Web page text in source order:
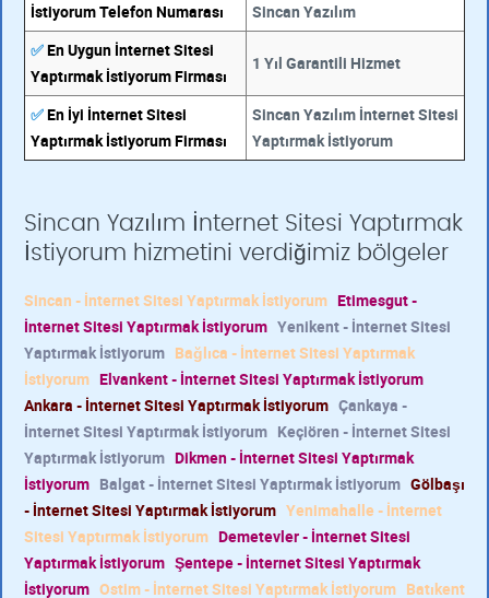
İstiyorum Telefon Numarası
Sincan Yazılım
✅En Uygun İnternet Sitesi
Yaptırmak İstiyorum Firması
1 Yıl Garantili Hizmet
✅En İyi İnternet Sitesi
Yaptırmak İstiyorum Firması
Sincan Yazılım İnternet Sitesi
Yaptırmak İstiyorum
Sincan Yazılım İnternet Sitesi Yaptırmak
İstiyorum hizmetini verdiğimiz bölgeler
Sincan - İnternet Sitesi Yaptırmak İstiyorum Etimesgut -
İnternet Sitesi Yaptırmak İstiyorum Yenikent - İnternet Sitesi
Yaptırmak İstiyorum Bağlıca - İnternet Sitesi Yaptırmak
İstiyorum Elvankent - İnternet Sitesi Yaptırmak İstiyorum
Ankara - İnternet Sitesi Yaptırmak İstiyorum Çankaya -
İnternet Sitesi Yaptırmak İstiyorum Keçiören - İnternet Sitesi
Yaptırmak İstiyorum Dikmen - İnternet Sitesi Yaptırmak
İstiyorum Balgat - İnternet Sitesi Yaptırmak İstiyorum Gölbaşı
- İnternet Sitesi Yaptırmak İstiyorum Yenimahalle - İnternet
Sitesi Yaptırmak İstiyorum Demetevler - İnternet Sitesi
Yaptırmak İstiyorum Şentepe - İnternet Sitesi Yaptırmak
İstiyorum Ostim - İnternet Sitesi Yaptırmak İstiyorum Batıkent